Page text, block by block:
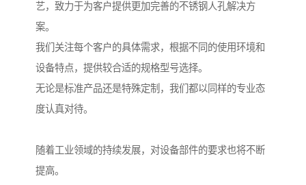
艺，致力于为客户提供更加完善的不锈钢人孔解决方
案。
我们关注每个客户的具体需求，根据不同的使用环境和
设备特点，提供较合适的规格型号选择。
无论是标准产品还是特殊定制，我们都以同样的专业态
度认真对待。
随着工业领域的持续发展，对设备部件的要求也将不断
提高。